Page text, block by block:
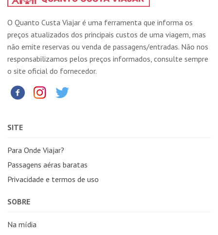
O Quanto Custa Viajar é uma ferramenta que informa os
preços atualizados dos principais custos de uma viagem, mas
não emite reservas ou venda de passagens/entradas. Não nos
responsabilizamos pelos preços informados, consulte sempre
o site oficial do fornecedor.
SITE
Para Onde Viajar?
Passagens aéras baratas
Privacidade e termos de uso
SOBRE
Na mídia